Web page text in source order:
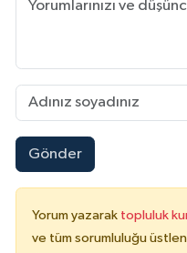
Gönder
Yorum yazarak topluluk
ve tüm sorumluluğu